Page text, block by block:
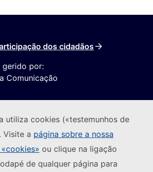
utiliza cookies («testemunhos de
Visite a página sobre a nossa
ou clique na ligação
de qualquer página para
dos cidadãos
gerido por:
Comunicação
Europeia